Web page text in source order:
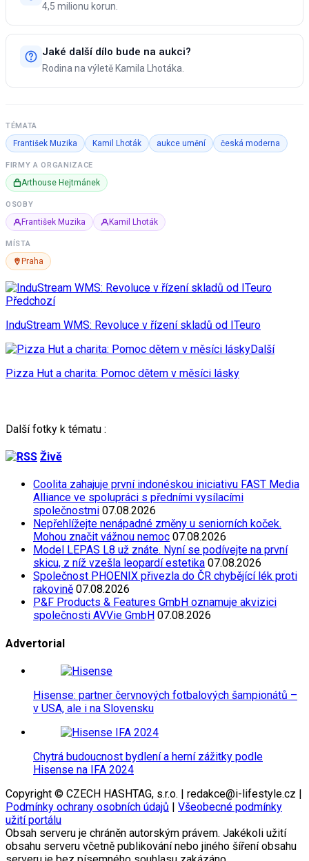
4,5 milionu korun.
Jaké další dílo bude na aukci?
Rodina na výletě Kamila Lhotáka.
TÉMATA
František Muzika Kamil Lhoták aukce umění česká moderna
FIRMY A ORGANIZACE
Arthouse Hejtmánek
OSOBY
František Muzika Kamil Lhoták
MÍSTA
Praha
Předchozí
InduStream WMS: Revoluce v řízení skladů od ITeuro
Další
Pizza Hut a charita: Pomoc dětem v měsíci lásky
Další fotky k tématu :
Živě
Coolita zahajuje první indonéskou iniciativu FAST Media
Alliance ve spolupráci s předními vysílacími
společnostmi 07.08.2026
Nepřehlížejte nenápadné změny u seniorních koček.
Mohou značit vážnou nemoc 07.08.2026
Model LEPAS L8 už znáte. Nyní se podívejte na první
skicu, z níž vzešla leopardí estetika 07.08.2026
Společnost PHOENIX přivezla do ČR chybějící lék proti
rakovině 07.08.2026
P&F Products & Features GmbH oznamuje akvizici
společnosti AVVie GmbH 07.08.2026
Advertorial
Hisense: partner červnových fotbalových šampionátů –
v USA, ale i na Slovensku
Chytrá budoucnost bydlení a herní zážitky podle
Hisense na IFA 2024
Copyright © CZECH HASHTAG, s.r.o. | redakce@i-lifestyle.cz |
Podmínky ochrany osobních údajů | Všeobecné podmínky
užití portálu
Obsah serveru je chráněn autorským právem. Jakékoli užití
obsahu serveru včetně publikování nebo jiného šíření obsahu